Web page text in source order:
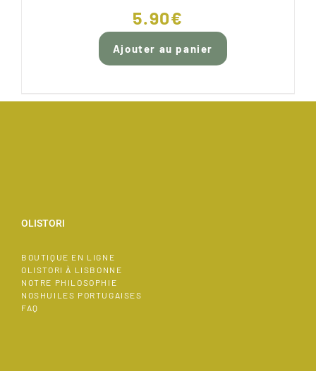
5.90€
Ajouter au panier
OLISTORI
BOUTIQUE EN LIGNE
OLISTORI À LISBONNE
NOTRE PHILOSOPHIE
NOSHUILES PORTUGAISES
FAQ